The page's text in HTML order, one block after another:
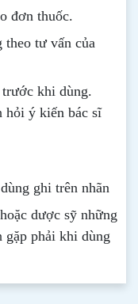
đơn thuốc.
theo tư vấn của
khi dùng.
hỏi ý kiến bác sĩ
ghi trên nhãn
dược sỹ những
gặp phải khi dùng